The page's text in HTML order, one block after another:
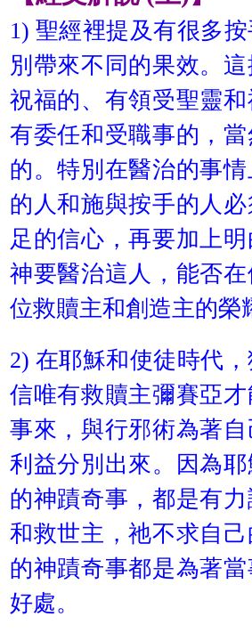
1) 聖經裡提及有很多
別帶來不同的果效。
祝福的、有領受聖靈和
有委任和受職事的，
的。特別在醫治的事
的人和施與按手的人
足的信心，再要加上
神要醫治這人，能否
位救贖主和創造主的榮
2) 在耶穌和使徒時代
信唯有救贖主彌賽亞
事來，與行邪術為著
利益分別出來。因為
的神蹟奇事，都是有
和救世主，祂不求自
的神蹟奇事都是為著
好處。